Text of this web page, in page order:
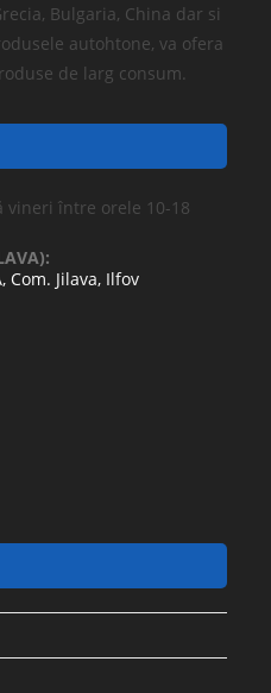
Bulgaria, China dar si
autohtone, va ofera
de larg consum.
vineri între orele 10-18
Com. Jilava, Ilfov